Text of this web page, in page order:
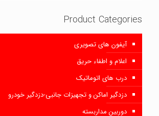
Product Categories
آیفون های تصویری
اعلام و اطفاء حریق
درب های اتوماتیک
دزدگیر اماکن و تجهیزات جانبی-دزدگیر خودرو
دوربین مداربسته